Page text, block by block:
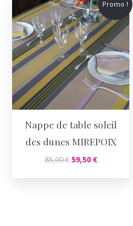
Promo !
Nappe de table soleil
des dunes MIREPOIX
85,00€ 59,50€